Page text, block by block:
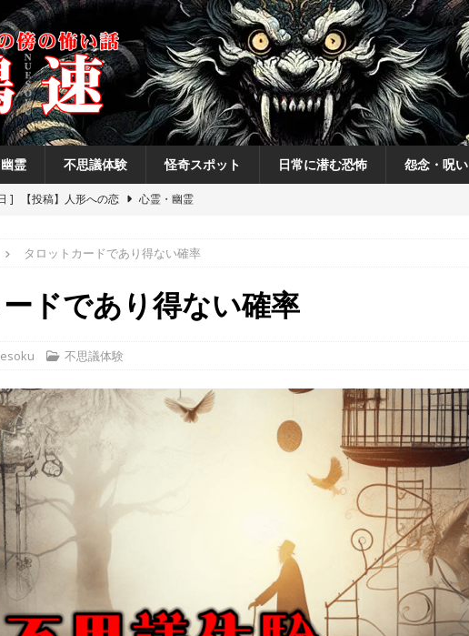
霊 不思議体験 怪奇スポット 日常に潜む恐怖 怨念・呪い
] 【投稿】人形への恋
心霊・幽霊
]
チチケゥ
都市伝説
]
ニュータウン祟り神
怨念・呪い
【投稿】厄祓い 怨念・呪い
タロットカードであり得ない確率
ドであり得ない確率
不思議体験